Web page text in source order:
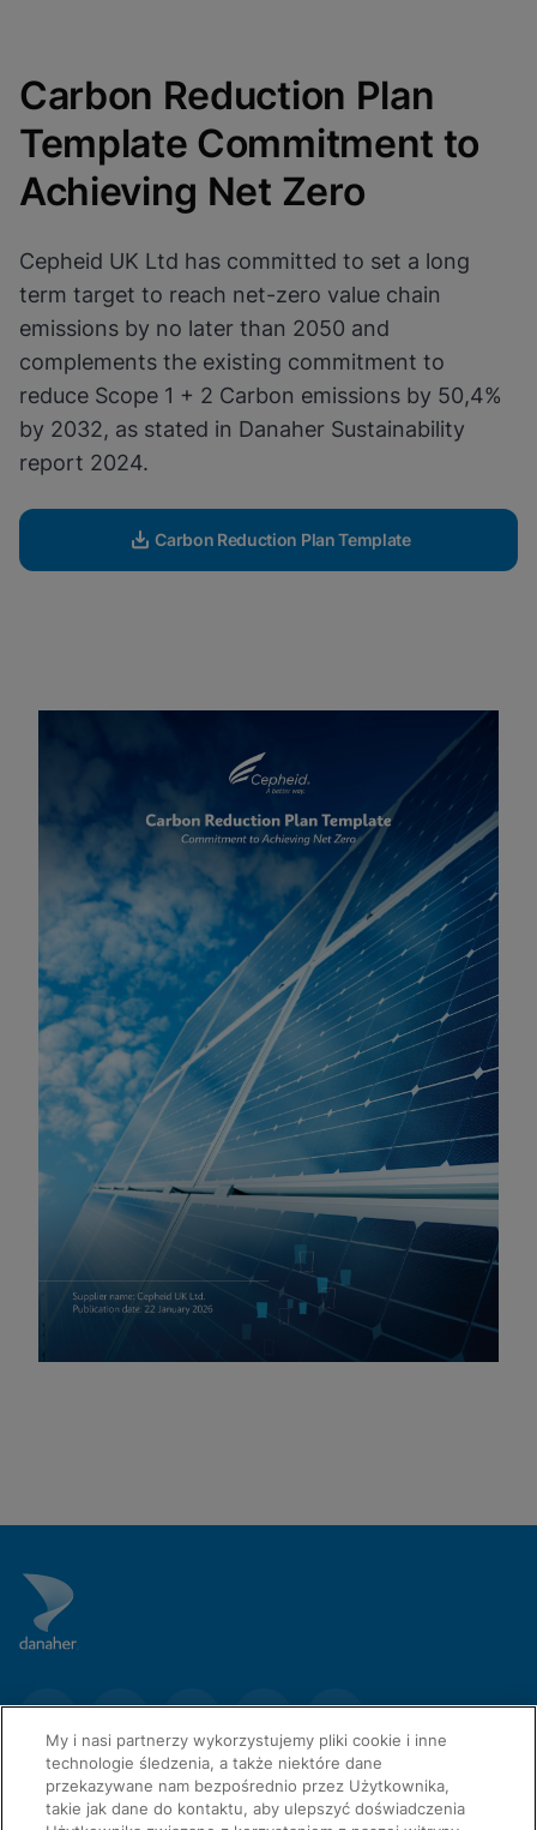
plików cookie
funkcjonalnych
Proszę zauważyć:
Włączenie plików
cookie funkcjonalnych zaktualizuje te
ustawienia dla wszystkich plików
cookie
Zobacz i zaktualizuj ustawienia plików cookie
Włącz pliki cookie funkcjonalne
włączone
Zobacz i zaktualizuj ustawienia plików cookie
Carbon Reduction Plan
Template Commitment to
Achieving Net Zero
Cepheid UK Ltd has committed to set a long
term target to reach net-zero value chain
emissions by no later than 2050 and
complements the existing commitment to
reduce Scope 1 + 2 Carbon emissions by 50,4%
by 2032, as stated in Danaher Sustainability
report 2024.
Carbon Reduction Plan Template
My i nasi partnerzy wykorzystujemy pliki cookie i inne
technologie śledzenia, a także niektóre dane
przekazywane nam bezpośrednio przez Użytkownika,
takie jak dane do kontaktu, aby ulepszyć doświadczenia